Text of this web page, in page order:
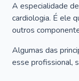
A especialidade
cardiologia. É ele
outros
Algumas das
esse profissional,